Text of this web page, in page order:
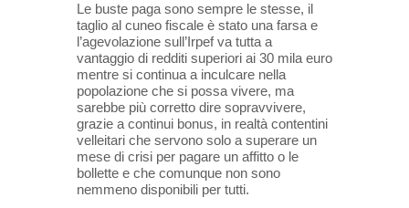
Le buste paga sono sempre le stesse, il
taglio al cuneo fiscale è stato una farsa e
l’agevolazione sull’Irpef va tutta a
vantaggio di redditi superiori ai 30 mila euro
mentre si continua a inculcare nella
popolazione che si possa vivere, ma
sarebbe più corretto dire sopravvivere,
grazie a continui bonus, in realtà contentini
velleitari che servono solo a superare un
mese di crisi per pagare un affitto o le
bollette e che comunque non sono
nemmeno disponibili per tutti.